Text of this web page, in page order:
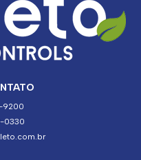
9200
0330